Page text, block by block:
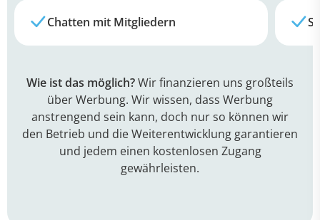
Chatten mit Mitgliedern
Wie ist das möglich?Wir finanzieren uns großteils
über Werbung. Wir wissen, dass Werbung
anstrengend sein kann, doch nur so können wir
den Betrieb und die Weiterentwicklung garantieren
und jedem einen kostenlosen Zugang
gewährleisten.